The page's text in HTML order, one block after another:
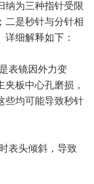
为三种指针受限
二是秒针与分针相
细解释如下：
表镜因外力变
板中心孔磨损，
些均可能导致秒针
表头倾斜，导致